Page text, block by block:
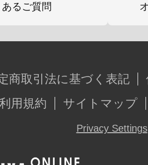
あるご質問
商取引法に基づく表記
用規約
サイトマップ
Privacy Settings